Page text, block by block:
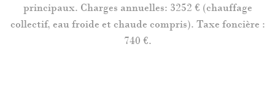
principaux. Charges annuelles: 3252 € (chauffage
collectif, eau froide et chaude compris). Taxe foncière :
740 €.